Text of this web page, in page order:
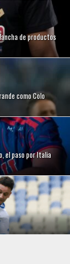
de productos
como Colo
el paso por Italia